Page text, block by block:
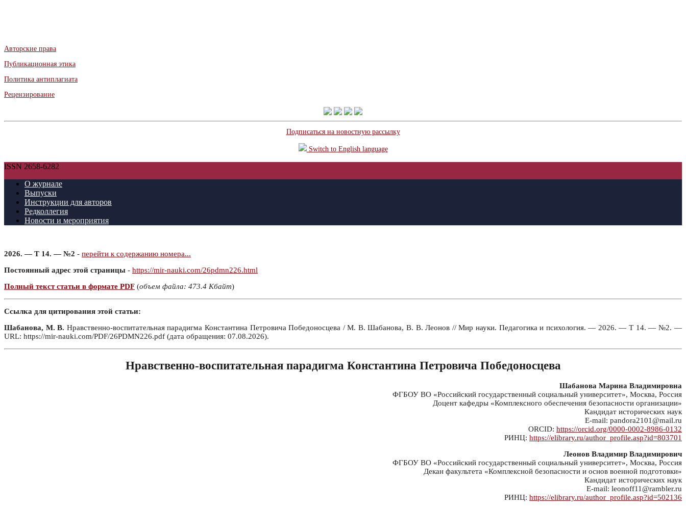
Авторские права
Публикационная этика
Политика антиплагиата
Рецензирование
Подписаться на новостную рассылку
Switch to English language
ISSN 2658-6282
О журнале
Выпуски
Инструкции для авторов
Редколлегия
Новости и мероприятия
2026. — Т 14. — №2 - перейти к содержанию номера...
Постоянный адрес этой страницы - https://mir-nauki.com/26pdmn226.html
Полный текст статьи в формате PDF (объем файла: 473.4 Кбайт)
Ссылка для цитирования этой статьи:
Шабанова, М. В. Нравственно-воспитательная парадигма Константина Петровича Победоносцева / М. В. Шабанова, В. В. Леонов // Мир науки. Педагогика и психология. — 2026. — Т 14. — №2. —
URL: https://mir-nauki.com/PDF/26PDMN226.pdf (дата обращения: 07.08.2026).
Нравственно-воспитательная парадигма Константина Петровича Победоносцева
Шабанова Марина Владимировна
ФГБОУ ВО «Российский государственный социальный университет», Москва, Россия
Доцент кафедры «Комплексного обеспечения безопасности организации»
Кандидат исторических наук
E-mail: pandora2101@mail.ru
ORCID: https://orcid.org/0000-0002-8986-0132
РИНЦ: https://elibrary.ru/author_profile.asp?id=803701
Леонов Владимир Владимирович
ФГБОУ ВО «Российский государственный социальный университет», Москва, Россия
Декан факультета «Комплексной безопасности и основ военной подготовки»
Кандидат исторических наук
E-mail: leonoff11@rambler.ru
РИНЦ: https://elibrary.ru/author_profile.asp?id=502136